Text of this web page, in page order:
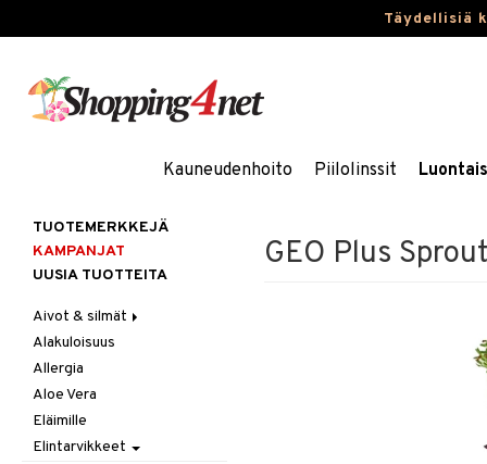
Täydellisiä
Kauneudenhoito Piilolinssit
GEO Plus
TUOTEMERKKEJÄ
KAMPANJAT
UUSIA TUOTTEITA
Aivot & silmät
Muisti
Rasvahapot
Silmät
Alakuloisuus
Allergia
Aloe Vera
Eläimille
Elintarvikkeet